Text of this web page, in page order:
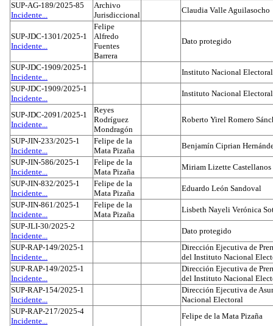
SUP-AG-189/2025-85
Incidente...
Archivo
Jurisdiccional
Claudia Valle Aguilasocho
SUP-JDC-1301/2025-1
Incidente...
Felipe
Alfredo
Fuentes
Barrera
Dato protegido
SUP-JDC-1909/2025-1
Incidente...
Instituto Nacional Electoral
SUP-JDC-1909/2025-1
Incidente...
Instituto Nacional Electoral
SUP-JDC-2091/2025-1
Incidente...
Reyes
Rodríguez
Mondragón
Roberto Yirel Romero
SUP-JIN-233/2025-1
Incidente...
Felipe de la
Mata Pizaña
Benjamín Ciprian
SUP-JIN-586/2025-1
Incidente...
Felipe de la
Mata Pizaña
Miriam Lizette Castellanos
SUP-JIN-832/2025-1
Incidente...
Felipe de la
Mata Pizaña
Eduardo León Sandoval
SUP-JIN-861/2025-1
Incidente...
Felipe de la
Mata Pizaña
Lisbeth Nayeli Verónica
SUP-JLI-30/2025-2
Incidente...
Dato protegido
SUP-RAP-149/2025-1
Incidente...
Dirección Ejecutiva de
del Instituto Nacional
SUP-RAP-149/2025-1
Incidente...
Dirección Ejecutiva de
del Instituto Nacional
SUP-RAP-154/2025-1
Incidente...
Dirección Ejecutiva de
Nacional Electoral
SUP-RAP-217/2025-4
Incidente...
Felipe de la Mata Pizaña